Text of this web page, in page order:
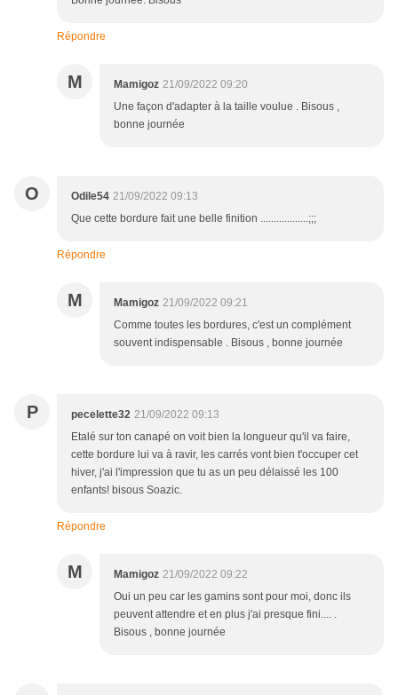
Répondre
M Mamigoz 21/09/2022 09:20
Une façon d'adapter à la taille voulue . Bisous ,
bonne journée
O Odile54 21/09/2022 09:13
Que cette bordure fait une belle finition ..................;;;
Répondre
M Mamigoz 21/09/2022 09:21
Comme toutes les bordures, c'est un complément
souvent indispensable . Bisous , bonne journée
P pecelette32 21/09/2022 09:13
Etalé sur ton canapé on voit bien la longueur qu'il va faire,
cette bordure lui va à ravir, les carrés vont bien t'occuper cet
hiver, j'ai l'impression que tu as un peu délaissé les 100
enfants! bisous Soazic.
Répondre
M Mamigoz 21/09/2022 09:22
Oui un peu car les gamins sont pour moi, donc ils
peuvent attendre et en plus j'ai presque fini.... .
Bisous , bonne journée